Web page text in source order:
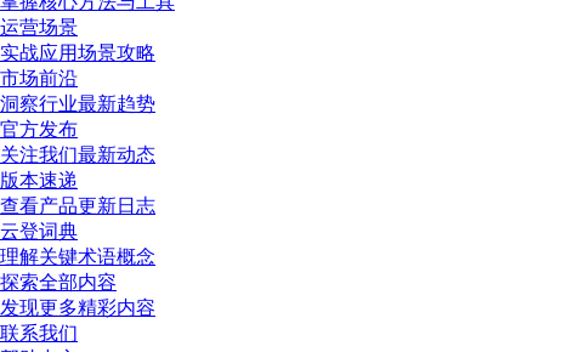
运营场景
实战应用场景攻略
市场前沿
洞察行业最新趋势
官方发布
关注我们最新动态
版本速递
查看产品更新日志
云登词典
理解关键术语概念
探索全部内容
发现更多精彩内容
联系我们